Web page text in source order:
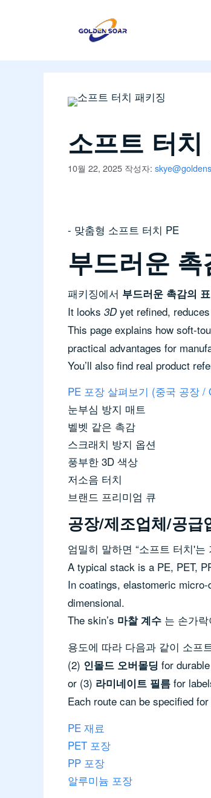
소프트 터
10월 22, 2025 작성자:
- 맞춤형 소프트 터치 PE
부드러운
패키징에서 부드러운 촉감의
It looks 3D yet refined,
This page explains how soft-
practical advantages for
You’ll also find real product
PE 포장 살펴보기 (중국 공장 /
눈부심 방지 매트
벨벳 같은 촉감
스크래치 방지 옵션
풍부한 3D 색상
저소음 터치
브랜드 프리미엄 큐
공장/제조업체/공급
엄밀히 말하면 “소프트 터치'
A typical stack is a PE, PET,
In coatings, elastomeric
dimensional.
The skin’s 마찰 계수 는 손가
용도에 따라 다음과 같이 소프
(2) 인몰드 오버몰딩 for
or (3) 라미네이트 필름 for
Each route can be specified for
PE 재료
PET 포장
PP 포장
알루미늄 포장